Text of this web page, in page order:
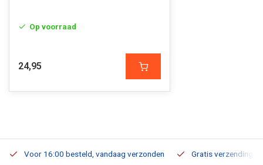
Op voorraad
24,95
Voor 16:00 besteld, vandaag verzonden Gratis verzending